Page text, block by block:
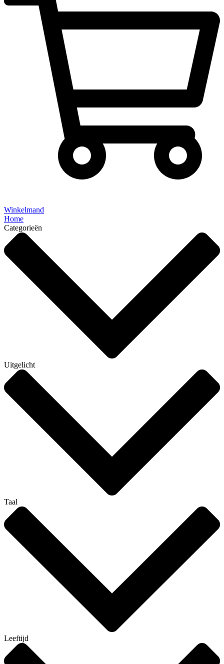
Winkelmand
Home
Categorieën
Uitgelicht
Taal
Leeftijd